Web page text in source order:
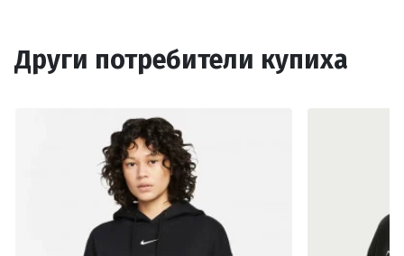
Други потребители купиха